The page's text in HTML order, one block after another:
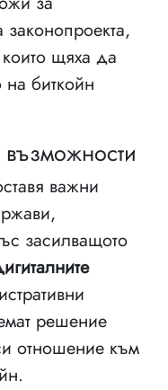
щяха да
на биткойн
важни
засилващото
решение
отношение към